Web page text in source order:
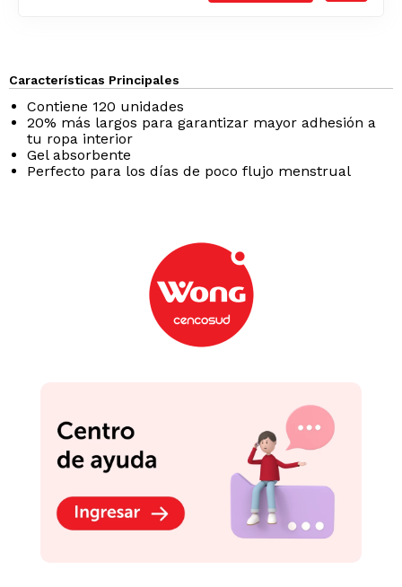
Características Principales
Contiene 120 unidades
20% más largos para garantizar mayor adhesión a
tu ropa interior
Gel absorbente
Perfecto para los días de poco flujo menstrual